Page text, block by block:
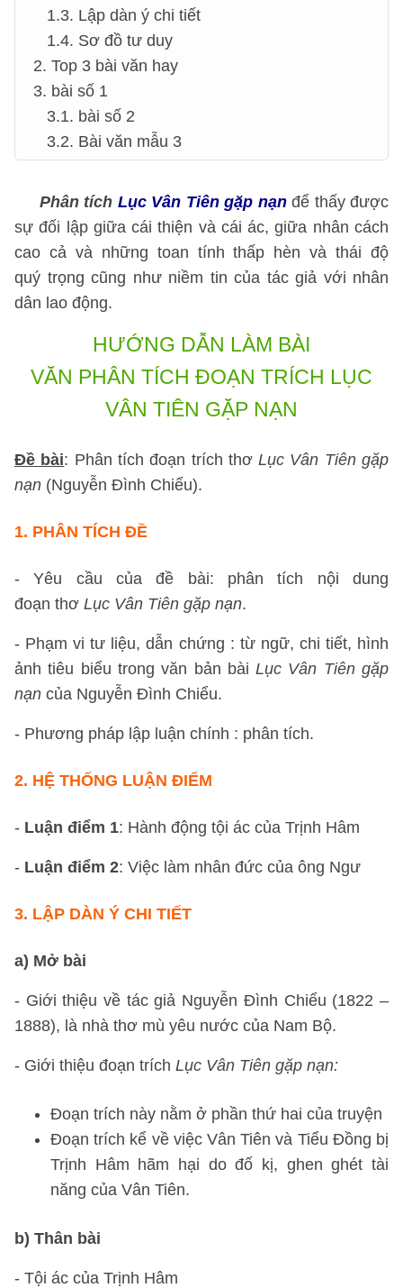
1.3. Lập dàn ý chi tiết
1.4. Sơ đồ tư duy
2. Top 3 bài văn hay
3. bài số 1
3.1. bài số 2
3.2. Bài văn mẫu 3
Phân tích Lục Vân Tiên gặp nạnđể thấy được
sự đối lập giữa cái thiện và cái ác, giữa nhân cách
cao cả và những toan tính thấp hèn và thái độ
quý trọng cũng như niềm tin của tác giả với nhân
dân lao động.
HƯỚNG DẪN LÀM BÀI
VĂN PHÂN TÍCH ĐOẠN TRÍCH LỤC
VÂN TIÊN GẶP NẠN
Đề bài: Phân tích đoạn trích thơLục Vân Tiên gặp
nạn (Nguyễn Đình Chiểu).
1. PHÂN TÍCH ĐỀ
- Yêu cầu của đề bài: phân tích nội dung
đoạn thơ Lục Vân Tiên gặp nạn.
- Phạm vi tư liệu, dẫn chứng : từ ngữ, chi tiết, hình
ảnh tiêu biểu trong văn bản bàiLục Vân Tiên gặp
nạn của Nguyễn Đình Chiểu.
- Phương pháp lập luận chính : phân tích.
2. HỆ THỐNG LUẬN ĐIỂM
- Luận điểm 1: Hành động tội ác của Trịnh Hâm
- Luận điểm 2: Việc làm nhân đức của ông Ngư
3. LẬP DÀN Ý CHI TIẾT
a) Mở bài
- Giới thiệu về tác giả Nguyễn Đình Chiểu (1822 –
1888), là nhà thơ mù yêu nước của Nam Bộ.
- Giới thiệu đoạn trích Lục Vân Tiên gặp nạn:
Đoạn trích này nằm ở phần thứ hai của truyện
Đoạn trích kể về việc Vân Tiên và Tiểu Đồng bị
Trịnh Hâm hãm hại do đố kị, ghen ghét tài
năng của Vân Tiên.
b) Thân bài
- Tội ác của Trịnh Hâm